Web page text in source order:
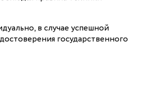
в случае успешной
государственного